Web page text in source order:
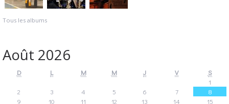
Tous les albums
Août 2026
D L M M J V
S
1
2
3 4 5 6 7
8
9
10 11 12 13 14
15